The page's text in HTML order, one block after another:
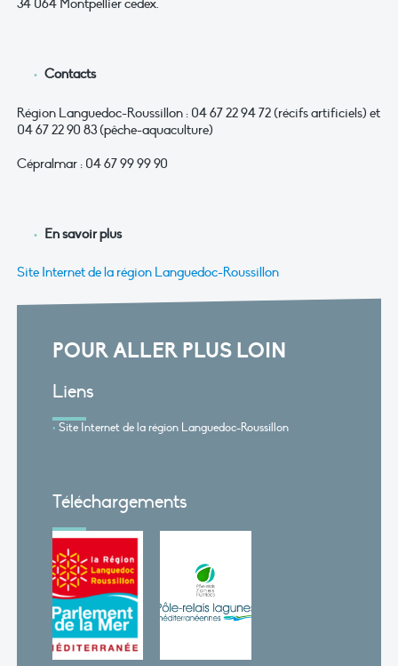
34 064 Montpellier cedex.
Contacts
Région Languedoc-Roussillon : 04 67 22 94 72 (récifs artificiels) et
04 67 22 90 83 (pêche-aquaculture)
Cépralmar : 04 67 99 99 90
En savoir plus
Site Internet de la région Languedoc-Roussillon
POUR ALLER PLUS LOIN
Liens
Site Internet de la région Languedoc-Roussillon
Téléchargements